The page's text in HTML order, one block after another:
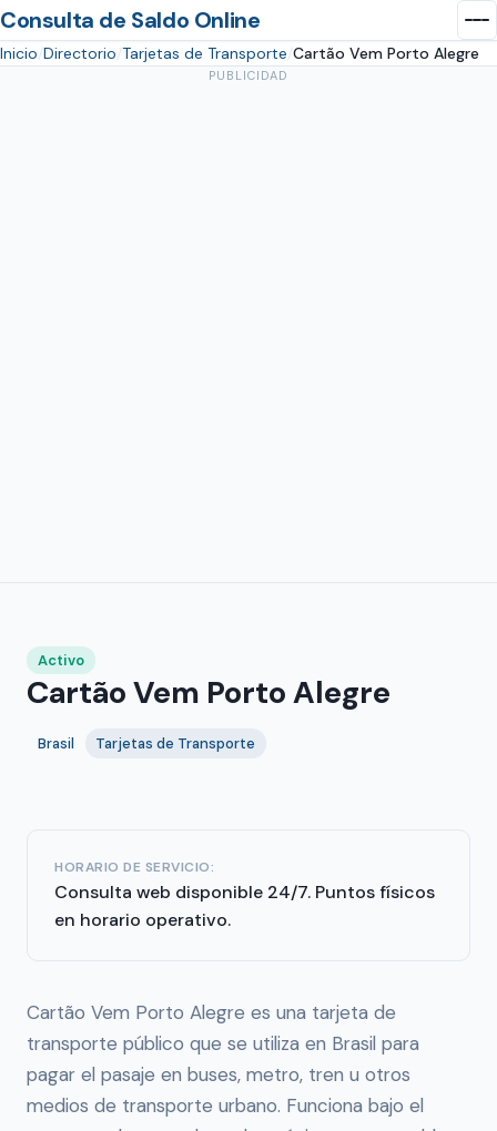
Consulta de Saldo Online
Inicio Directorio Tarjetas de Transporte Cartão Vem Porto Alegre
PUBLICIDAD
Activo
Cartão Vem Porto Alegre
Brasil Tarjetas de Transporte
HORARIO DE SERVICIO:
Consulta web disponible 24/7. Puntos físicos
en horario operativo.
Cartão Vem Porto Alegre es una tarjeta de
transporte público que se utiliza en Brasil para
pagar el pasaje en buses, metro, tren u otros
medios de transporte urbano. Funciona bajo el